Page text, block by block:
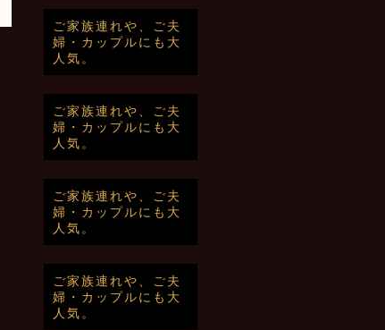
ご家族連れや、ご夫
婦・カップルにも大
人気。
ご家族連れや、ご夫
婦・カップルにも大
人気。
ご家族連れや、ご夫
婦・カップルにも大
人気。
ご家族連れや、ご夫
婦・カップルにも大
人気。